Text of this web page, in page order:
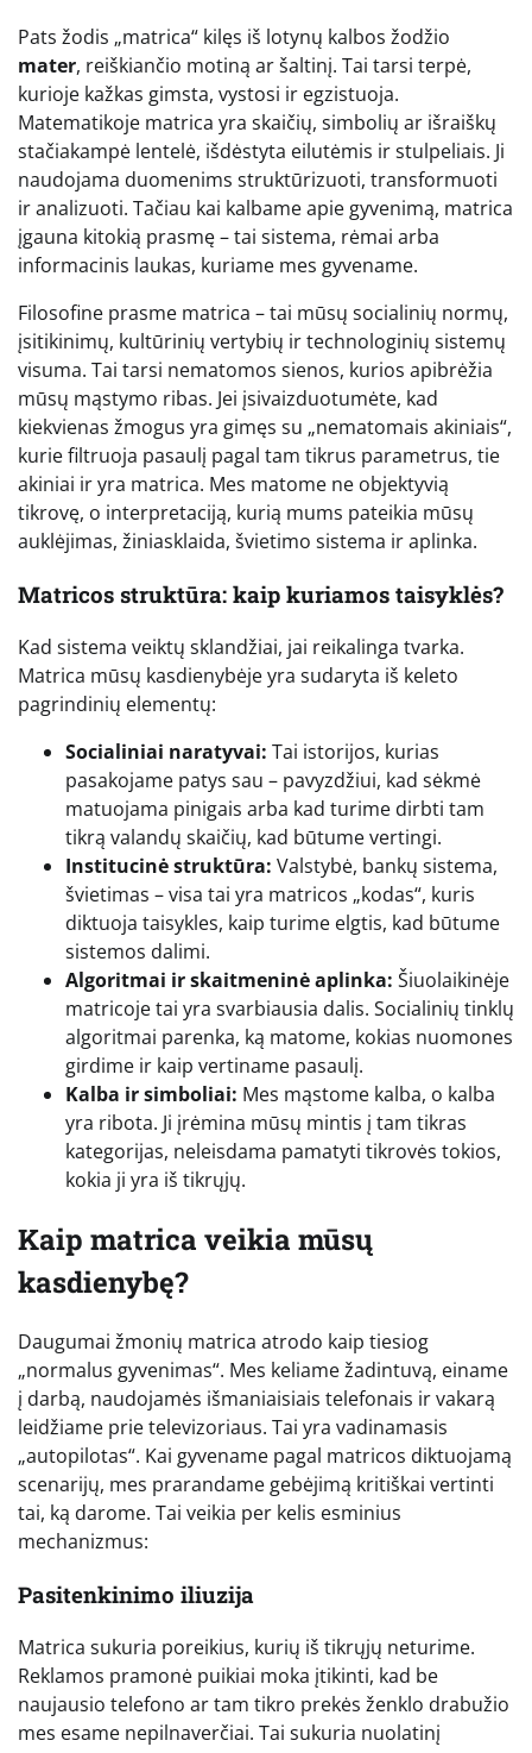
Pats žodis „matrica“ kilęs iš lotynų kalbos žodžio
mater, reiškiančio motiną ar šaltinį. Tai tarsi terpė,
kurioje kažkas gimsta, vystosi ir egzistuoja.
Matematikoje matrica yra skaičių, simbolių ar išraiškų
stačiakampė lentelė, išdėstyta eilutėmis ir stulpeliais. Ji
naudojama duomenims struktūrizuoti, transformuoti
ir analizuoti. Tačiau kai kalbame apie gyvenimą, matrica
įgauna kitokią prasmę – tai sistema, rėmai arba
informacinis laukas, kuriame mes gyvename.
Filosofine prasme matrica – tai mūsų socialinių normų,
įsitikinimų, kultūrinių vertybių ir technologinių sistemų
visuma. Tai tarsi nematomos sienos, kurios apibrėžia
mūsų mąstymo ribas. Jei įsivaizduotumėte, kad
kiekvienas žmogus yra gimęs su „nematomais akiniais“,
kurie filtruoja pasaulį pagal tam tikrus parametrus, tie
akiniai ir yra matrica. Mes matome ne objektyvią
tikrovę, o interpretaciją, kurią mums pateikia mūsų
auklėjimas, žiniasklaida, švietimo sistema ir aplinka.
Matricos struktūra: kaip kuriamos taisyklės?
Kad sistema veiktų sklandžiai, jai reikalinga tvarka.
Matrica mūsų kasdienybėje yra sudaryta iš keleto
pagrindinių elementų:
Socialiniai naratyvai: Tai istorijos, kurias
pasakojame patys sau – pavyzdžiui, kad sėkmė
matuojama pinigais arba kad turime dirbti tam
tikrą valandų skaičių, kad būtume vertingi.
Institucinė struktūra: Valstybė, bankų sistema,
švietimas – visa tai yra matricos „kodas“, kuris
diktuoja taisykles, kaip turime elgtis, kad būtume
sistemos dalimi.
Algoritmai ir skaitmeninė aplinka: Šiuolaikinėje
matricoje tai yra svarbiausia dalis. Socialinių tinklų
algoritmai parenka, ką matome, kokias nuomones
girdime ir kaip vertiname pasaulį.
Kalba ir simboliai: Mes mąstome kalba, o kalba
yra ribota. Ji įrėmina mūsų mintis į tam tikras
kategorijas, neleisdama pamatyti tikrovės tokios,
kokia ji yra iš tikrųjų.
Kaip matrica veikia mūsų
kasdienybę?
Daugumai žmonių matrica atrodo kaip tiesiog
„normalus gyvenimas“. Mes keliame žadintuvą, einame
į darbą, naudojamės išmaniaisiais telefonais ir vakarą
leidžiame prie televizoriaus. Tai yra vadinamasis
„autopilotas“. Kai gyvename pagal matricos diktuojamą
scenarijų, mes prarandame gebėjimą kritiškai vertinti
tai, ką darome. Tai veikia per kelis esminius
mechanizmus:
Pasitenkinimo iliuzija
Matrica sukuria poreikius, kurių iš tikrųjų neturime.
Reklamos pramonė puikiai moka įtikinti, kad be
naujausio telefono ar tam tikro prekės ženklo drabužio
mes esame nepilnaverčiai. Tai sukuria nuolatinį